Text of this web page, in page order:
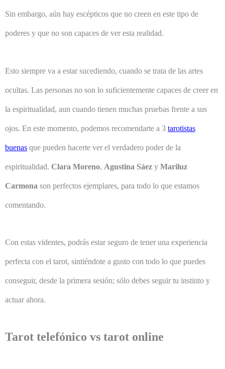
Sin embargo, aún hay escépticos que no creen en este tipo de
poderes y que no son capaces de ver esta realidad.
Esto siempre va a estar sucediendo, cuando se trata de las artes
ocultas. Las personas no son lo suficientemente capaces de creer en
la espiritualidad, aun cuando tienen muchas pruebas frente a sus
ojos. En este momento, podemos recomendarte a 3 tarotistas
buenas que pueden hacerte ver el verdadero poder de la
espiritualidad. Clara Moreno, Agustina Sáez y Mariluz
Carmona son perfectos ejemplares, para todo lo que estamos
comentando.
Con estas videntes, podrás estar seguro de tener una experiencia
perfecta con el tarot, sintiéndote a gusto con todo lo que puedes
conseguir, desde la primera sesión; sólo debes seguir tu instinto y
actuar ahora.
Tarot telefónico vs tarot online